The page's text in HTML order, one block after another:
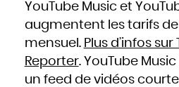
YouTube Music et
augmentent les tarifs
mensuel. Plus d’infos
Reporter. YouTube Music
un feed de vidéos